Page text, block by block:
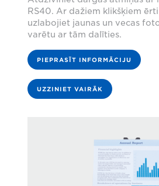
RS40. Ar dažiem klikšķiem
uzlabojiet jaunas un vecas
varētu ar tām dalīties.
PIEPRASĪT INFORMĀCIJU
UZZINIET VAIRĀK